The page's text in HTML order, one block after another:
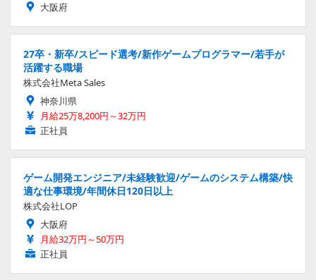
大阪府
27卒・新卒/スピード選考/新作ゲームプログラマー/若手が
活躍する職場
株式会社Meta Sales
神奈川県
月給25万8,200円～32万円
正社員
ゲーム開発エンジニア/未経験歓迎/ゲームのシステム構築/快
適な仕事環境/年間休日120日以上
株式会社LOP
大阪府
月給32万円～50万円
正社員